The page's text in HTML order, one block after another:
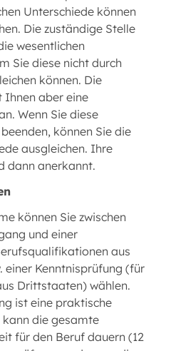
Unterschiede können
Die zuständige Stelle
wesentlichen
Sie diese nicht durch
können. Die
Ihnen aber eine
Wenn Sie diese
können Sie die
ausgleichen. Ihre
dann anerkannt.
können Sie zwischen
und einer
aus
einer Kenntnisprüfung (für
Drittstaaten) wählen.
ist eine praktische
die gesamte
für den Beruf dauern (12